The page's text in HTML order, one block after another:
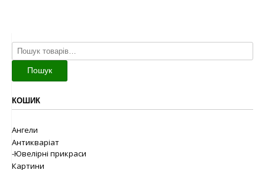
Шукати:
Пошук
КОШИК
Ангели
Антикваріат
-Ювелірні прикраси
Картини